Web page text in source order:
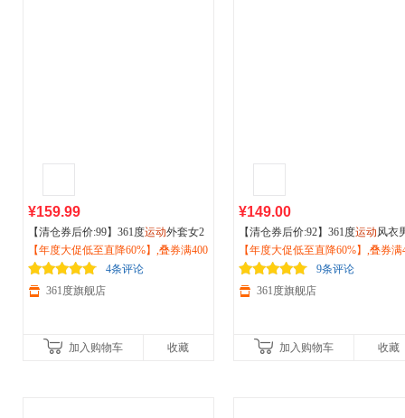
¥159.99
【清仓券后价:99】361度运动外套女2
026秋季新款防风防泼水梭织风衣宽松
休闲户外上衣662534601V
【年度大促低至直降60%】,叠券满400
减150/600减230,立即抢购！
4条评论
361度旗舰店
加入购物车 收藏
¥149.00
【清仓券后价:92】361度运动风衣
026秋冬季运动立领夹克男子户外
徒步防风外套 652534603V
【年度大促低至直降60%】,叠券满
减150/600减230,立即抢购！
9条评论
361度旗舰店
加入购物车 收藏